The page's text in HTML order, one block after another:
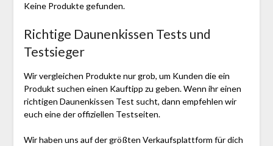
Keine Produkte gefunden.
Richtige Daunenkissen Tests und
Testsieger
Wir vergleichen Produkte nur grob, um Kunden die ein
Produkt suchen einen Kauftipp zu geben. Wenn ihr einen
richtigen Daunenkissen Test sucht, dann empfehlen wir
euch eine der offiziellen Testseiten.
Wir haben uns auf der größten Verkaufsplattform für dich